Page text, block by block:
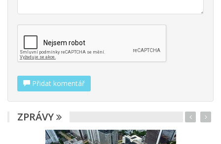
Přidat komentář
ZPRÁVY